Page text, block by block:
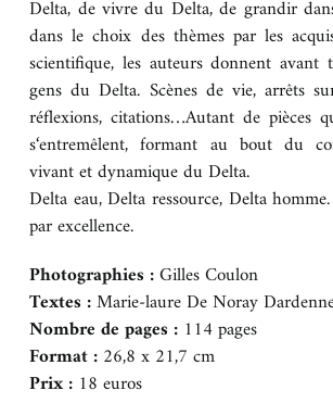
Delta, de vivre du Delta, de grandir
dans le choix des thèmes par les
scientifique, les auteurs donnent
gens du Delta. Scènes de vie, arrêts
réflexions, citations…Autant de pièces
s‘entremêlent, formant au bout du
vivant et dynamique du Delta.
Delta eau, Delta ressource, Delta
par excellence.
Photographies :Gilles Coulon
Textes :Marie-laure De Noray
Nombre de pages : 114 pages
Format : 26,8 x 21,7 cm
Prix : 18 euros